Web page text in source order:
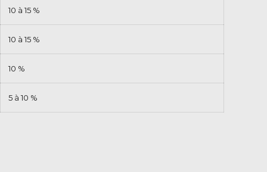
10 à 15 %
10 à 15 %
10 %
5 à 10 %